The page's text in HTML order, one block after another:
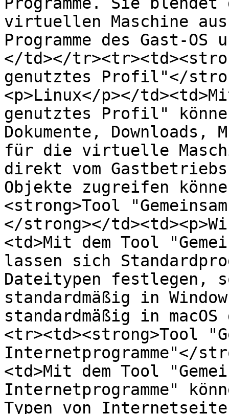
virtuellen Maschine
Programme des Gast-
</td></
genutztes Profil"</
<p>Linux</p></
genutztes Profil"
Dokumente, Downloads,
für die virtuelle
direkt vom
Objekte zugreifen
<strong>Tool
</strong></
<td>Mit dem Tool
lassen sich
Dateitypen festlegen,
standardmäßig in
standardmäßig in
<tr><td><strong>Tool
Internetprogramme"</
<td>Mit dem Tool
Internetprogramme"
Typen von